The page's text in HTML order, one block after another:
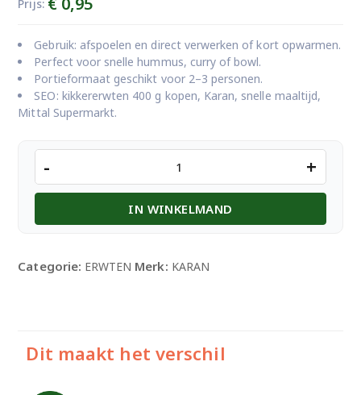
Prijs:
Gebruik: afspoelen en direct verwerken of kort opwarmen.
Perfect voor snelle hummus, curry of bowl.
Portieformaat geschikt voor 2–3 personen.
SEO: kikkererwten 400 g kopen, Karan, snelle maaltijd,
Mittal Supermarkt.
Kikkererwten
400g
- +
IN WINKELMAND
Categorie: ERWTEN Merk: KARAN
Dit maakt het verschil